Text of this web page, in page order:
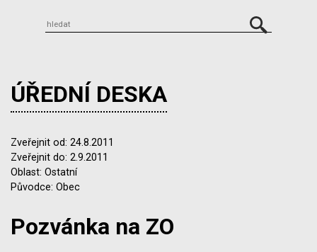
ÚŘEDNÍ DESKA
Zveřejnit od: 24.8.2011
Zveřejnit do: 2.9.2011
Oblast: Ostatní
Původce: Obec
Pozvánka na ZO